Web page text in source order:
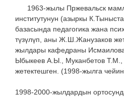
1963-жылы Пржевальск
институтунун (азыркы
базасында педагогика жана
түзүлүп, аны Ж.Ш.Жанузаков
жылдары кафедраны
Ыбыкеев А.Ы., Муканбетов
жетектешген. (1998-жылга
1998-2000-жылдардын